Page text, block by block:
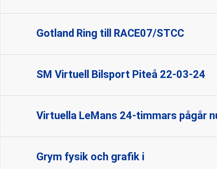
Gotland Ring till RACE07/STCC
SM Virtuell Bilsport Piteå 22-03-24
Virtuella LeMans 24-timmars pågår
Grym fysik och grafik i